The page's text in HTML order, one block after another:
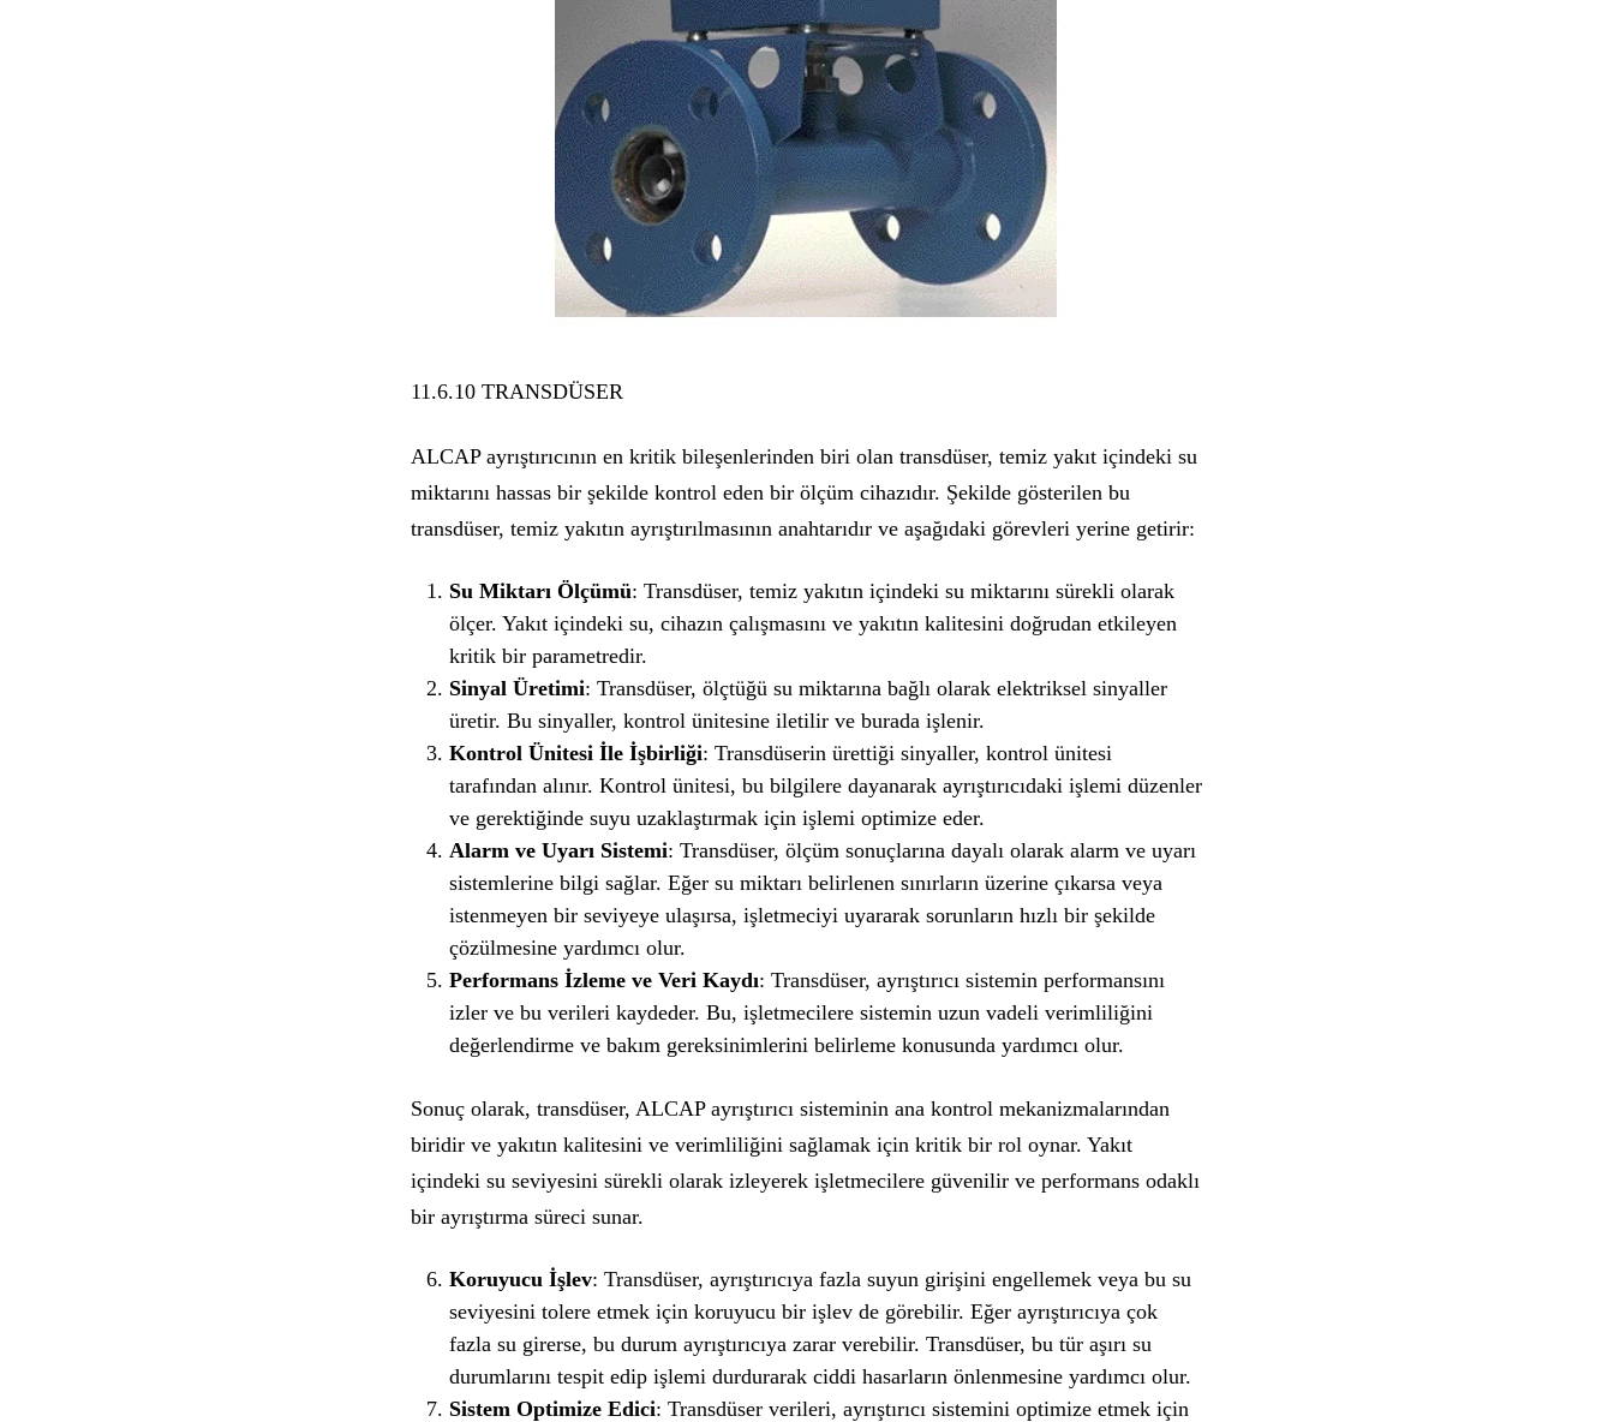
11.6.10 TRANSDÜSER
ALCAP ayrıştırıcının en kritik bileşenlerinden biri olan transdüser, temiz yakıt içindeki su
miktarını hassas bir şekilde kontrol eden bir ölçüm cihazıdır. Şekilde gösterilen bu
transdüser, temiz yakıtın ayrıştırılmasının anahtarıdır ve aşağıdaki görevleri yerine getirir:
Su Miktarı Ölçümü: Transdüser, temiz yakıtın içindeki su miktarını sürekli olarak
ölçer. Yakıt içindeki su, cihazın çalışmasını ve yakıtın kalitesini doğrudan etkileyen
kritik bir parametredir.
Sinyal Üretimi: Transdüser, ölçtüğü su miktarına bağlı olarak elektriksel sinyaller
üretir. Bu sinyaller, kontrol ünitesine iletilir ve burada işlenir.
Kontrol Ünitesi İle İşbirliği: Transdüserin ürettiği sinyaller, kontrol ünitesi
tarafından alınır. Kontrol ünitesi, bu bilgilere dayanarak ayrıştırıcıdaki işlemi düzenler
ve gerektiğinde suyu uzaklaştırmak için işlemi optimize eder.
Alarm ve Uyarı Sistemi: Transdüser, ölçüm sonuçlarına dayalı olarak alarm ve uyarı
sistemlerine bilgi sağlar. Eğer su miktarı belirlenen sınırların üzerine çıkarsa veya
istenmeyen bir seviyeye ulaşırsa, işletmeciyi uyararak sorunların hızlı bir şekilde
çözülmesine yardımcı olur.
Performans İzleme ve Veri Kaydı: Transdüser, ayrıştırıcı sistemin performansını
izler ve bu verileri kaydeder. Bu, işletmecilere sistemin uzun vadeli verimliliğini
değerlendirme ve bakım gereksinimlerini belirleme konusunda yardımcı olur.
Sonuç olarak, transdüser, ALCAP ayrıştırıcı sisteminin ana kontrol mekanizmalarından
biridir ve yakıtın kalitesini ve verimliliğini sağlamak için kritik bir rol oynar. Yakıt
içindeki su seviyesini sürekli olarak izleyerek işletmecilere güvenilir ve performans odaklı
bir ayrıştırma süreci sunar.
Koruyucu İşlev: Transdüser, ayrıştırıcıya fazla suyun girişini engellemek veya bu su
seviyesini tolere etmek için koruyucu bir işlev de görebilir. Eğer ayrıştırıcıya çok
fazla su girerse, bu durum ayrıştırıcıya zarar verebilir. Transdüser, bu tür aşırı su
durumlarını tespit edip işlemi durdurarak ciddi hasarların önlenmesine yardımcı olur.
Sistem Optimize Edici: Transdüser verileri, ayrıştırıcı sistemini optimize etmek için